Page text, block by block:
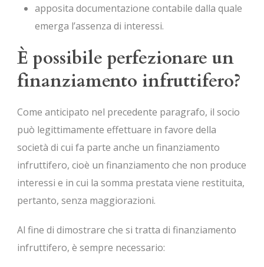
apposita documentazione contabile dalla quale
emerga l’assenza di interessi.
È possibile perfezionare un
finanziamento infruttifero?
Come anticipato nel precedente paragrafo, il socio
può legittimamente effettuare in favore della
società di cui fa parte anche un finanziamento
infruttifero, cioè un finanziamento che non produce
interessi e in cui la somma prestata viene restituita,
pertanto, senza maggiorazioni.
Al fine di dimostrare che si tratta di finanziamento
infruttifero, è sempre necessario: